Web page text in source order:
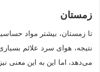
زمستان
تا زمستان، بیشتر مواد
نتیجه، هوای سرد علائم
می‌دهد، اما این به این معنی